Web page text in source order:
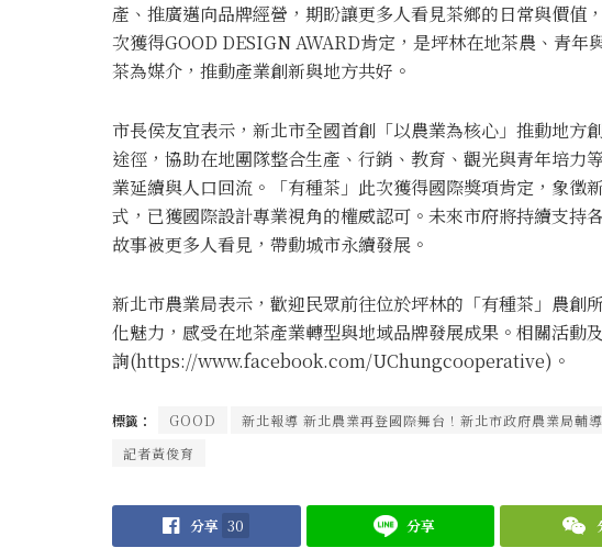
產、推廣邁向品牌經營，期盼讓更多人看見茶鄉的日常與價值
次獲得GOOD DESIGN AWARD肯定，是坪林在地茶農、青年
茶為媒介，推動產業創新與地方共好。
市長侯友宜表示，新北市全國首創「以農業為核心」推動地方
途徑，協助在地團隊整合生產、行銷、教育、觀光與青年培力
業延續與人口回流。「有種茶」此次獲得國際獎項肯定，象徵
式，已獲國際設計專業視角的權威認可。未來市府將持續支持
故事被更多人看見，帶動城市永續發展。
新北市農業局表示，歡迎民眾前往位於坪林的「有種茶」農創
化魅力，感受在地茶產業轉型與地域品牌發展成果。相關活動
詢(https://www.facebook.com/UChungcooperative)。
標籤： GOOD
新北報導 新北農業再登國際舞台！新北市政府農業局輔
記者黃俊育
分享 30 分享